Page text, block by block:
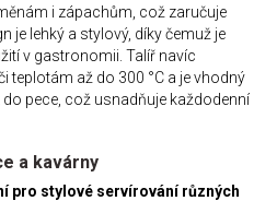
i zápachům, což zaručuje
je lehký a stylový, díky čemuž je
v gastronomii. Talíř navíc
teplotám až do 300 °C a je vhodný
pece, což usnadňuje každodenní
a kavárny
pro stylové servírování různých